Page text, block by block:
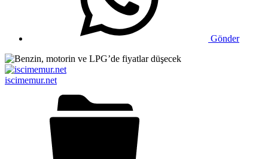
Gönder
iscimemur.net